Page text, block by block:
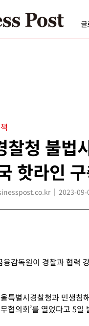
글
찰청 불법
핫라인
2023-09-
감독원이 경찰과 협력
특별시경찰청과 민생침
협의회’를 열었다고 5일